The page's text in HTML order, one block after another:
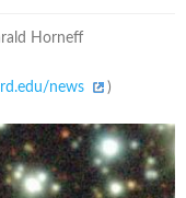
Horneff
news )